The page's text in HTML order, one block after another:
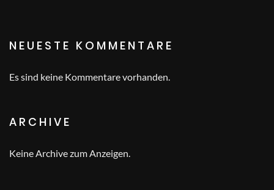
NEUESTE KOMMENTARE
Es sind keine Kommentare vorhanden.
ARCHIVE
Keine Archive zum Anzeigen.